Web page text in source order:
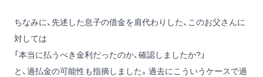
ちなみに、先述した息子の借金を肩代わりした、このお父さんに
対しては
「本当に払うべき金利だったのか、確認しましたか?」
と、過払金の可能性も指摘しました。過去にこういうケースで過